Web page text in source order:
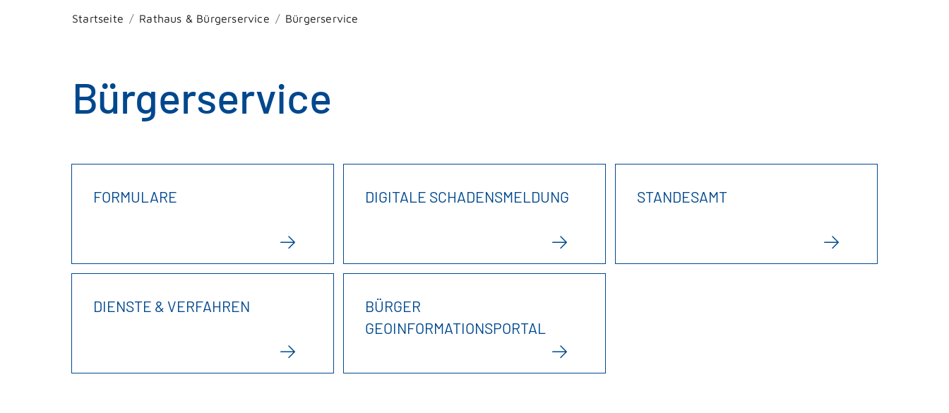
Startseite Rathaus & Bürgerservice Bürgerservice
Bürgerservice
FORMULARE DIGITALE SCHADENSMELDUNG STANDESAMT
DIENSTE & VERFAHREN
BÜRGER
GEOINFORMATIONSPORTAL